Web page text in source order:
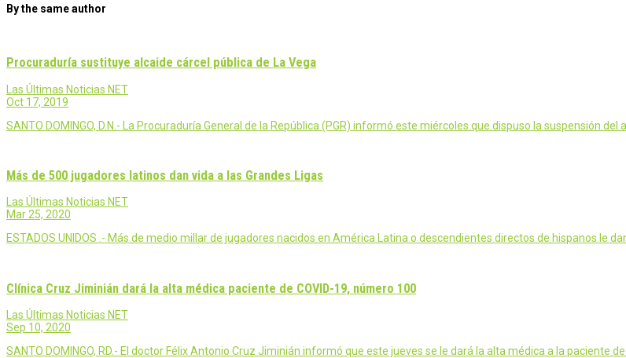
By the same author
Procuraduría sustituye alcaide cárcel pública de La Vega
Las Últimas Noticias NET
Oct 17, 2019
SANTO DOMINGO, D.N.- La Procuraduría General de la República (PGR) informó este miércoles que dispuso la suspensión del
Más de 500 jugadores latinos dan vida a las Grandes Ligas
Las Últimas Noticias NET
Mar 25, 2020
ESTADOS UNIDOS .- Más de medio millar de jugadores nacidos en América Latina o descendientes directos de hispanos le
Clínica Cruz Jiminián dará la alta médica paciente de COVID-19, número 100
Las Últimas Noticias NET
Sep 10, 2020
SANTO DOMINGO, RD.- El doctor Félix Antonio Cruz Jiminián informó que este jueves se le dará la alta médica a la paciente